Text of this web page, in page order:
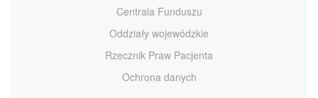
Centrala Funduszu
Oddziały wojewódzkie
Rzecznik Praw Pacjenta
Ochrona danych